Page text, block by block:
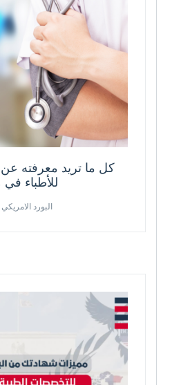
كل ما تريد معرفته عن
للأطباء
البورد الامريكي